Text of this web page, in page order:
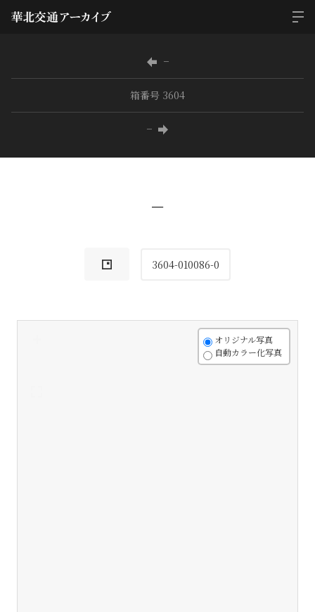
−
箱番号 3604
−
−
3604-010086-0
オリジナル写真
自動カラー化写真